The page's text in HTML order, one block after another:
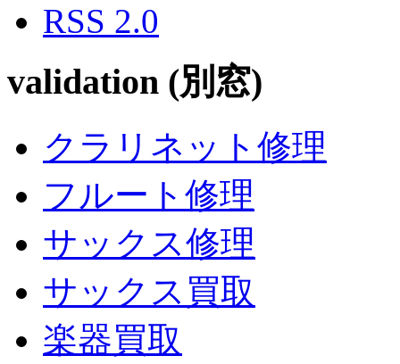
RSS 2.0
validation (別窓)
クラリネット修理
フルート修理
サックス修理
サックス買取
楽器買取